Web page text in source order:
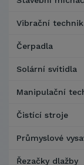
Vibrační
Čerpadla
Solární svítidla
Manipulační
Čistící stroje
Průmyslové
Řezačky dlažby